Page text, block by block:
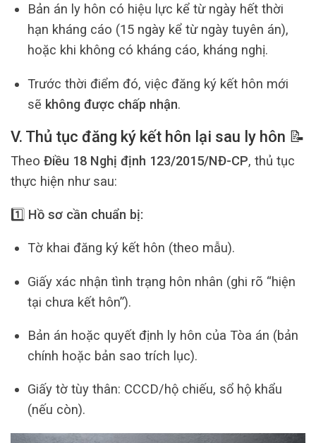
Bản án ly hôn có hiệu lực kể từ ngày hết thời
hạn kháng cáo (15 ngày kể từ ngày tuyên án),
hoặc khi không có kháng cáo, kháng nghị.
Trước thời điểm đó, việc đăng ký kết hôn mới
sẽ không được chấp nhận.
V. Thủ tục đăng ký kết hôn lại sau ly hôn 📝
Theo Điều 18 Nghị định 123/2015/NĐ-CP, thủ tục
thực hiện như sau:
1️⃣ Hồ sơ cần chuẩn bị:
Tờ khai đăng ký kết hôn (theo mẫu).
Giấy xác nhận tình trạng hôn nhân (ghi rõ “hiện
tại chưa kết hôn”).
Bản án hoặc quyết định ly hôn của Tòa án (bản
chính hoặc bản sao trích lục).
Giấy tờ tùy thân: CCCD/hộ chiếu, sổ hộ khẩu
(nếu còn).